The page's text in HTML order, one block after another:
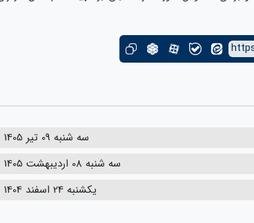
سه شنبه 09 تیر 1405
سه شنبه 08 اردیبهشت 1405
یکشنبه 24 اسفند 1404